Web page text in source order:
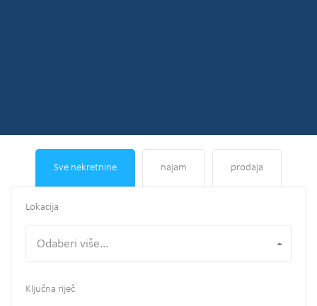
Sve nekretnine najam prodaja
Lokacija
Odaberi više...
Ključna riječ